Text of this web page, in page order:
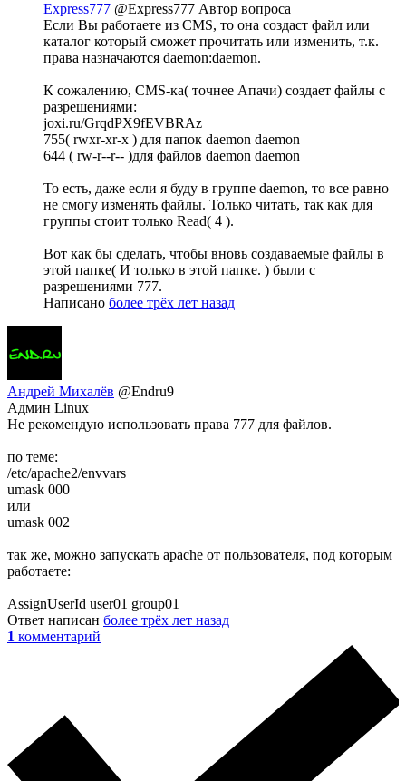
Express777 @Express777 Автор вопроса
Если Вы работаете из CMS, то она создаст файл или
каталог который сможет прочитать или изменить, т.к.
права назначаются daemon:daemon.
К сожалению, CMS-ка( точнее Апачи) создает файлы с
разрешениями:
joxi.ru/GrqdPX9fEVBRAz
755( rwxr-xr-x ) для папок daemon daemon
644 ( rw-r--r-- )для файлов daemon daemon
То есть, даже если я буду в группе daemon, то все равно
не смогу изменять файлы. Только читать, так как для
группы стоит только Read( 4 ).
Вот как бы сделать, чтобы вновь создаваемые файлы в
этой папке( И только в этой папке. ) были с
разрешениями 777.
Написано более трёх лет назад
Андрей Михалёв @Endru9
Админ Linux
Не рекомендую использовать права 777 для файлов.
по теме:
/etc/apache2/envvars
umask 000
или
umask 002
так же, можно запускать apache от пользователя, под которым
работаете:
AssignUserId user01 group01
Ответ написан более трёх лет назад
1 комментарий